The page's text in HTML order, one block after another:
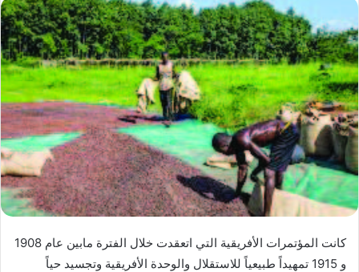
كانت المؤتمرات الأفريقية التي اتعقدت خلال الفترة مابين عام 1908
و 1915 تمهيداً طبيعياً للاستقلال والوحدة الأفريقية وتجسيد حياً